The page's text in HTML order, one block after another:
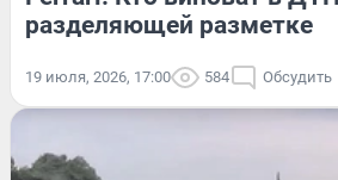
разделяющей разметке
19 июля, 2026, 17:00 584 Обсудить